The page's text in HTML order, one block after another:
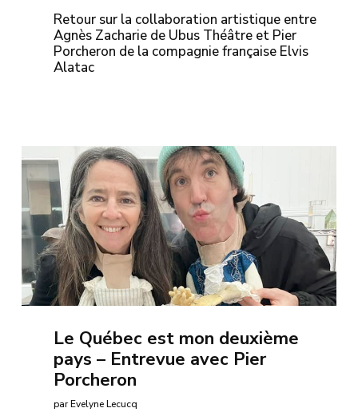
Retour sur la collaboration artistique entre
Agnès Zacharie de Ubus Théâtre et Pier
Porcheron de la compagnie française Elvis
Alatac
Le Québec est mon deuxième
pays – Entrevue avec Pier
Porcheron
par Evelyne Lecucq